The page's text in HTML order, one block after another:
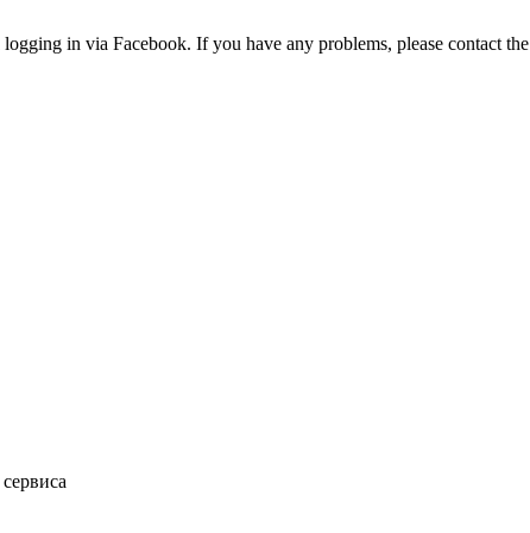
in via Facebook. If you have any problems, please contact the